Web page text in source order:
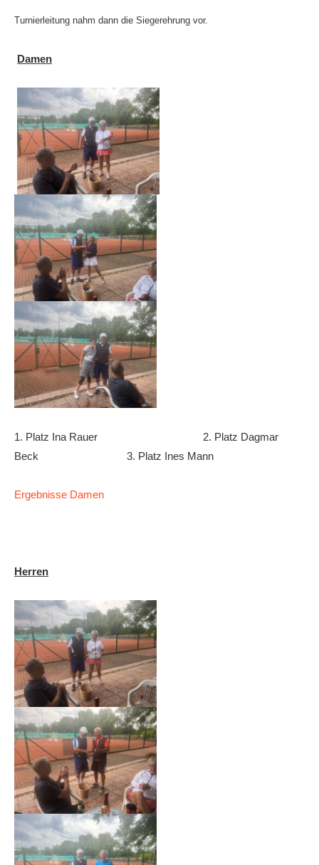
Jugend
Trainingszeiten
Trainer
Platz buchen
Kinder- und Jugendtraining
EVENTS & TURNIERE
Anhalt Open Senioren
4-Städte-Turnier
Unternehmer-Cup 2026
5. Kreismeisterschaften Anhalt Bitterfeld Kinder und
Jugend 2026
Vereinsturniere 2026
Turnierleitung nahm dann die Siegerehrung vor.
Damen
1. Platz Ina Rauer 2. Platz Dagmar
Beck 3. Platz Ines Mann
Ergebnisse Damen
Herren